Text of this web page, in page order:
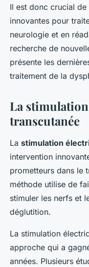
Il est donc crucial
innovantes pour
neurologie et en
recherche de
présente les
traitement de la
La
transcutanée
La stimulation
intervention
prometteurs dans le
méthode utilise de
stimuler les nerfs et
déglutition.
La stimulation
approche qui a
années. Plusieurs